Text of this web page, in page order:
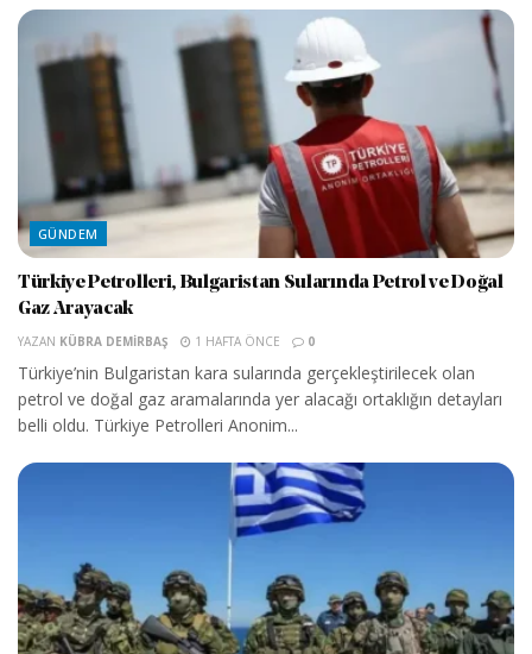
GÜNDEM
Türkiye Petrolleri, Bulgaristan Sularında Petrol ve Doğal
Gaz Arayacak
YAZAN KÜBRA DEMIRBAŞ 1 HAFTA ÖNCE 0
Türkiye’nin Bulgaristan kara sularında gerçekleştirilecek olan
petrol ve doğal gaz aramalarında yer alacağı ortaklığın detayları
belli oldu. Türkiye Petrolleri Anonim...